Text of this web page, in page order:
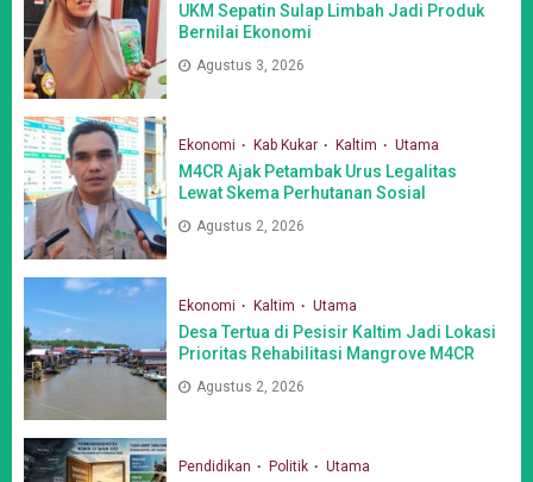
UKM Sepatin Sulap Limbah Jadi Produk
Bernilai Ekonomi
Agustus 3, 2026
Ekonomi Kab Kukar Kaltim Utama
M4CR Ajak Petambak Urus Legalitas
Lewat Skema Perhutanan Sosial
Agustus 2, 2026
Ekonomi Kaltim Utama
Desa Tertua di Pesisir Kaltim Jadi Lokasi
Prioritas Rehabilitasi Mangrove M4CR
Agustus 2, 2026
Pendidikan Politik Utama